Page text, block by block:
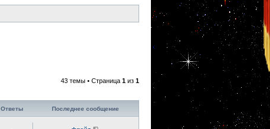
43 темы • Страница 1 из 1
Ответы Последнее сообщение